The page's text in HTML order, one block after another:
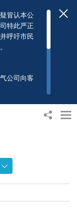
冒认本公
特此严正
呼吁市民
公司向客
卡号码等
问，可随
6988或电
。